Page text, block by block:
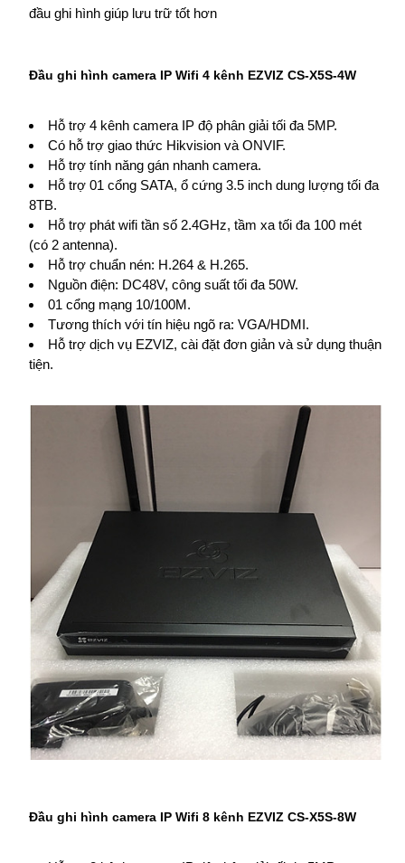
đầu ghi hình giúp lưu trữ tốt hơn
Đầu ghi hình camera IP Wifi 4 kênh EZVIZ CS-X5S-4W
Hỗ trợ 4 kênh camera IP độ phân giải tối đa 5MP.
Có hỗ trợ giao thức Hikvision và ONVIF.
Hỗ trợ tính năng gán nhanh camera.
Hỗ trợ 01 cổng SATA, ổ cứng 3.5 inch dung lượng tối đa
8TB.
Hỗ trợ phát wifi tần số 2.4GHz, tầm xa tối đa 100 mét
(có 2 antenna).
Hỗ trợ chuẩn nén: H.264 & H.265.
Nguồn điện: DC48V, công suất tối đa 50W.
01 cổng mạng 10/100M.
Tương thích với tín hiệu ngõ ra: VGA/HDMI.
Hỗ trợ dịch vụ EZVIZ, cài đặt đơn giản và sử dụng thuận
tiện.
Đầu ghi hình camera IP Wifi 8 kênh EZVIZ CS-X5S-8W